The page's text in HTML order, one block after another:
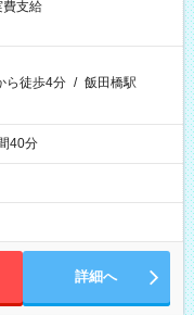
費支給
ら徒歩4分 / 飯田橋駅
40分
詳細へ